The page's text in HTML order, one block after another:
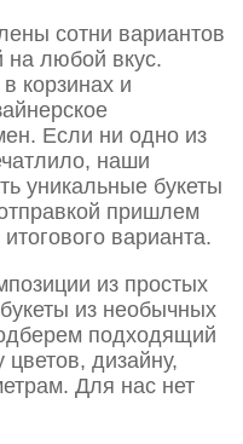
сотни вариантов
на любой вкус.
корзинах и
Если ни одно из
наши
уникальные букеты
пришлем
варианта.
из простых
из необычных
подходящий
цветов, дизайну,
Для нас нет